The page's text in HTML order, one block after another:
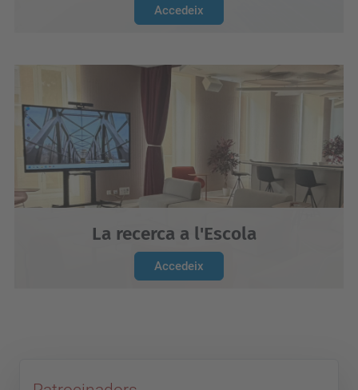
Accedeix
La recerca a l'Escola
Accedeix